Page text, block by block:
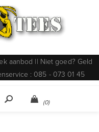
aanbod || Niet goed? Geld
: 085 - 073 01 45
(0)